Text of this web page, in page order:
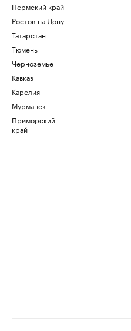
Пермский край
Ростов-на-Дону
Татарстан
Тюмень
Черноземье
Кавказ
Карелия
Мурманск
Приморский
край